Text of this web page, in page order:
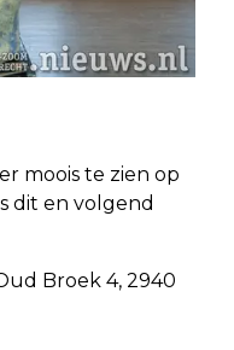
moois te zien op
dit en volgend
Broek 4, 2940